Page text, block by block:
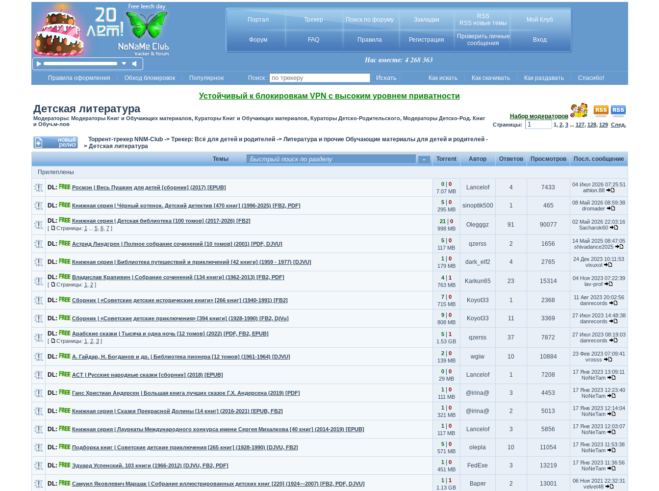
Портал Трекер Поиск по форуму Закладки
RSS
RSS новые темы
Мой Клуб
Форум FAQ Правила Регистрация
Проверить личные
сообщения
Вход
Нас вместе: 4 268 363
Правила оформления Обход блокировок Популярное Поиск : Как искать Как скачивать Как раздавать Спасибо!
Устойчивый к блокировкам VPN с высоким уровнем приватности
Детская литература
Модераторы: Модераторы Книг и Обучающих материалов, Кураторы Книг и Обучающих материалов, Кураторы Детско-Родительского, Модераторы Детско-Род. Книг
и Обуч.м-лов
Набор модераторов
Страницы: 1, 2, 3... 127, 128, 129 След.
Торрент-трекер NNM-Club-> Трекер: Всё для детей и родителей-> Литература и прочие Обучающие материалы для детей и родителей-
> Детская литература
Темы
Torrent Автор Ответов Просмотров
Посл. сообщение
Прилеплены
DL: Росмэн | Весь Пушкин для детей [сборник] (2017) [EPUB]
0|
0
7.07 MB
Lancelof 4 7433
04 Июл 2026 07:25:51
athlon.88
DL: Книжная серия | Чёрный котенок. Детский детектив [470 книг] (1996-2025) [FB2, PDF]
5|
0
295 MB
sinoptik500 1 465
08 Май 2026 08:59:38
dromader
DL:
Книжная серия | Детская библиотека [100 томов] (2017-2026) [FB2]
[
Страницы: 1 5, 6, 7]
21|
0
998 MB
Olegggz 91 90077
02 Май 2026 22:03:16
Sacharok60
DL: Астрид Линдгрен | Полное собрание сочинений [10 томов] (2001) [PDF, DJVU]
5|
0
117 MB
qzerss 2 1656
14 Май 2025 08:47:05
shivadance2025
DL: Книжная серия | Библиотека путешествий и приключений [42 книги] (1959 - 1977) [DJVU]
1|
0
179 MB
dark_elf2 4 2765
24 Дек 2023 10:11:53
vixuxol
DL:
Владислав Крапивин | Собрание сочинений [134 книги] (1962-2013) [FB2, PDF]
[
Страницы: 1 2]
4|
1
763 MB
Karkun65 23 15314
04 Ноя 2023 07:22:39
lav-prof
DL: Сбopник | «Советские детские исторические книги» [266 книг] (1940-1991) [FB2]
7|
0
715 MB
Koyot33 1 2368
11 Авг 2023 20:02:56
danrecords
DL: Сбopник | «Советские детские приключения» [394 книги] (1928-1990) [FB2, DjVu]
9|
0
808 MB
Koyot33 11 3369
27 Июл 2023 14:48:38
danrecords
DL:
Арабские сказки | Тысяча и одна ночь [12 томов] (2022) [PDF, FB2, EPUB]
[
Страницы: 1 2, 3]
5|
1
1.53 GB
qzerss 37 7872
27 Июл 2023 08:19:03
danrecords
DL: А. Гайдар, Н. Богданов и др. | Библиотека пионера [12 томов] (1961-1964) [DJVU]
2|
0
139 MB
wgiw 10 10884
23 Фев 2023 07:09:41
vrosss
DL: АСТ | Русские народные сказки [сборник] (2018) [EPUB]
0|
0
29 MB
Lancelof 1 7208
17 Янв 2023 13:09:11
NoNeTam
DL: Ганс Христиан Андерсен | Большая книга лучших сказок Г.Х. Андерсена (2019) [PDF]
1|
0
111 MB
@irina@ 3 4453
17 Янв 2023 12:23:40
NoNeTam
DL: Книжная серия | Сказки Прекрасной Долины [14 книг] (2016-2021) [EPUB, FB2]
1|
0
321 MB
@irina@ 2 5013
17 Янв 2023 12:14:04
NoNeTam
DL: Книжная серия | Лауреаты Международного конкурса имени Сергея Михалкова [40 книг] (2014-2019) [EPUB]
1|
0
117 MB
Lancelof 3 5856
17 Янв 2023 12:03:07
NoNeTam
DL: Подборка книг | Советские детские приключения [265 книг] (1928-1990) [DJVU, FB2]
5|
0
571 MB
olepla 10 11054
17 Янв 2023 11:53:38
NoNeTam
DL: Эдуард Успенский. 103 книги (1966-2012) [DJVU, FB2, PDF]
1|
0
451 MB
FedExe 3 13219
17 Янв 2023 11:36:56
NoNeTam
DL: Самуил Яковлевич Маршак | Собрание иллюстрированных детских книг [220] (1924—2007) [FB2, PDF, DJVU]
1|
1
1.13 GB
Варяг 2 13001
06 Ноя 2021 22:32:31
velvet48